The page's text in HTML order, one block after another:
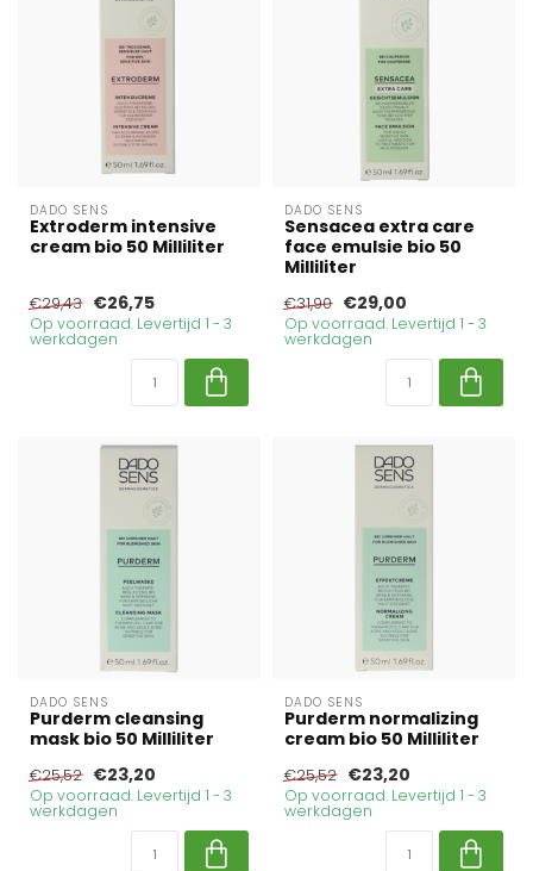
DADO SENS
Extroderm intensive
cream bio 50 Milliliter
€29,43 €26,75
Op voorraad. Levertijd 1 - 3
werkdagen
DADO SENS
Sensacea extra care
face emulsie bio 50
Milliliter
€31,90 €29,00
Op voorraad. Levertijd 1 - 3
werkdagen
DADO SENS
Purderm cleansing
mask bio 50 Milliliter
€25,52 €23,20
Op voorraad. Levertijd 1 - 3
werkdagen
DADO SENS
Purderm normalizing
cream bio 50 Milliliter
€25,52 €23,20
Op voorraad. Levertijd 1 - 3
werkdagen